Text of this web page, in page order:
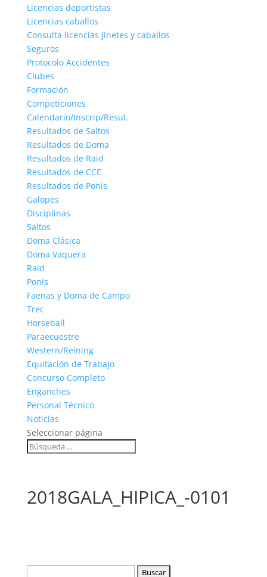
Licencias deportistas
Licencias caballos
Consulta licencias jinetes y caballos
Seguros
Protocolo Accidentes
Clubes
Formación
Competiciones
Calendario/Inscrip/Resul.
Resultados de Saltos
Resultados de Doma
Resultados de Raid
Resultados de CCE
Resultados de Ponis
Galopes
Disciplinas
Saltos
Doma Clásica
Doma Vaquera
Raid
Ponis
Faenas y Doma de Campo
Trec
Horseball
Paraecuestre
Western/Reining
Equitación de Trabajo
Concurso Completo
Enganches
Personal Técnico
Noticias
Seleccionar página
2018GALA_HIPICA_-0101